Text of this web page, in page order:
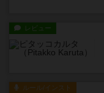
レビュー
ルール/インスト